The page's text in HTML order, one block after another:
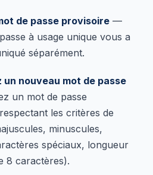
de passe provisoire —
à usage unique vous a
séparément.
un nouveau mot de passe
un mot de passe
les critères de
minuscules,
spéciaux, longueur
8 caractères).